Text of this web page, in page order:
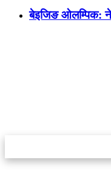
बेइजिङ ओलम्पिक: